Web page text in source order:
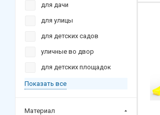
для дачи
для улицы
для детских садов
уличные во двор
для детских площадок
Показать все
Материал